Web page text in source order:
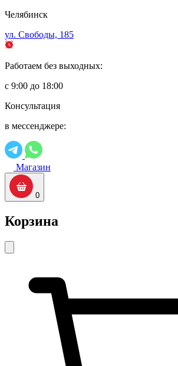
Челябинск
ул. Свободы, 185
Работаем без выходных:
с 9:00 до 18:00
Консультация
в мессенджере:
Магазин
0
Корзина